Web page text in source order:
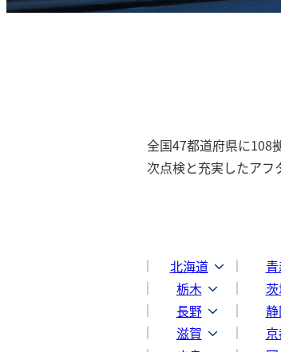
全国47都道府県に108
次点検と充実したアフ
北海道
栃木
長野
滋賀